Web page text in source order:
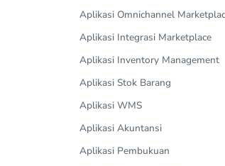
Aplikasi Omnichannel
Aplikasi Integrasi Marketplace
Aplikasi Inventory Management
Aplikasi Stok Barang
Aplikasi WMS
Aplikasi Akuntansi
Aplikasi Pembukuan